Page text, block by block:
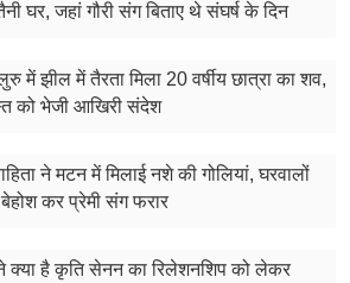
घर, जहां गौरी संग बिताए थे संघर्ष के दिन
में झील में तैरता मिला 20 वर्षीय छात्रा का शव,
को भेजी आखिरी संदेश
ने मटन में मिलाई नशे की गोलियां, घरवालों
कर प्रेमी संग फरार
क्या है कृति सेनन का रिलेशनशिप को लेकर